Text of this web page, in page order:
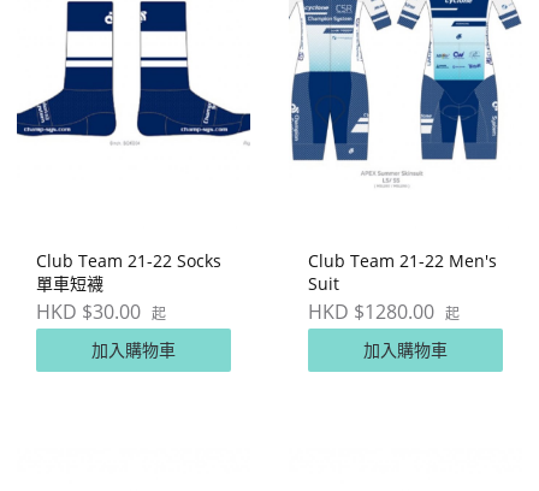
Club Team 21-22 Socks
單車短襪
HKD $30.00 起
加入購物車
Club Team 21-22 Men's
Suit
HKD $1280.00 起
加入購物車